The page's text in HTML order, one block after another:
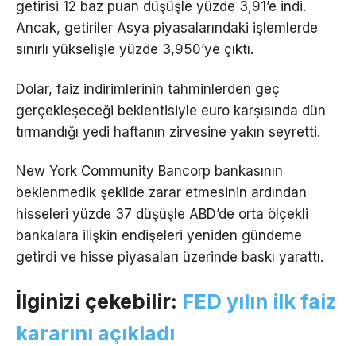
getirisi 12 baz puan düşüşle yüzde 3,91’e indi.
Ancak, getiriler Asya piyasalarındaki işlemlerde
sınırlı yükselişle yüzde 3,950’ye çıktı.
Dolar, faiz indirimlerinin tahminlerden geç
gerçekleşeceği beklentisiyle euro karşısında dün
tırmandığı yedi haftanın zirvesine yakın seyretti.
New York Community Bancorp bankasının
beklenmedik şekilde zarar etmesinin ardından
hisseleri yüzde 37 düşüşle ABD’de orta ölçekli
bankalara ilişkin endişeleri yeniden gündeme
getirdi ve hisse piyasaları üzerinde baskı yarattı.
İlginizi çekebilir: FED yılın ilk faiz
kararını açıkladı